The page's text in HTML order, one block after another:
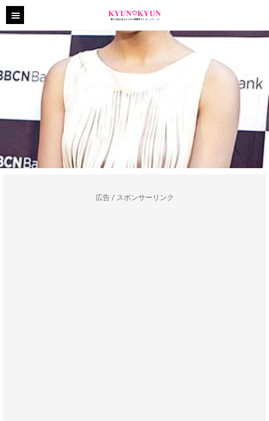
広告 / スポンサーリンク